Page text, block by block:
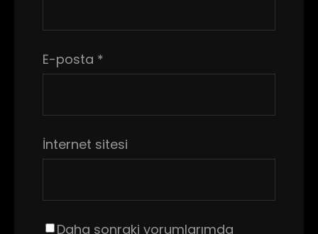
E-posta *
İnternet sitesi
Daha sonraki yorumlarımda